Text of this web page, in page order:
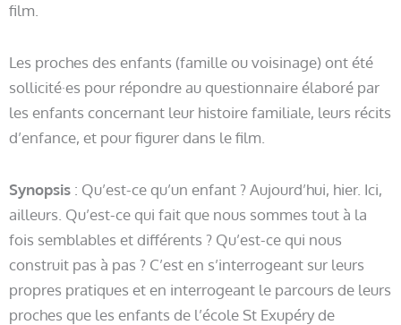
film.
Les proches des enfants (famille ou voisinage) ont été
sollicité·es pour répondre au questionnaire élaboré par
les enfants concernant leur histoire familiale, leurs récits
d’enfance, et pour figurer dans le film.
Synopsis : Qu’est-ce qu’un enfant ? Aujourd’hui, hier. Ici,
ailleurs. Qu’est-ce qui fait que nous sommes tout à la
fois semblables et différents ? Qu’est-ce qui nous
construit pas à pas ? C’est en s’interrogeant sur leurs
propres pratiques et en interrogeant le parcours de leurs
proches que les enfants de l’école St Exupéry de